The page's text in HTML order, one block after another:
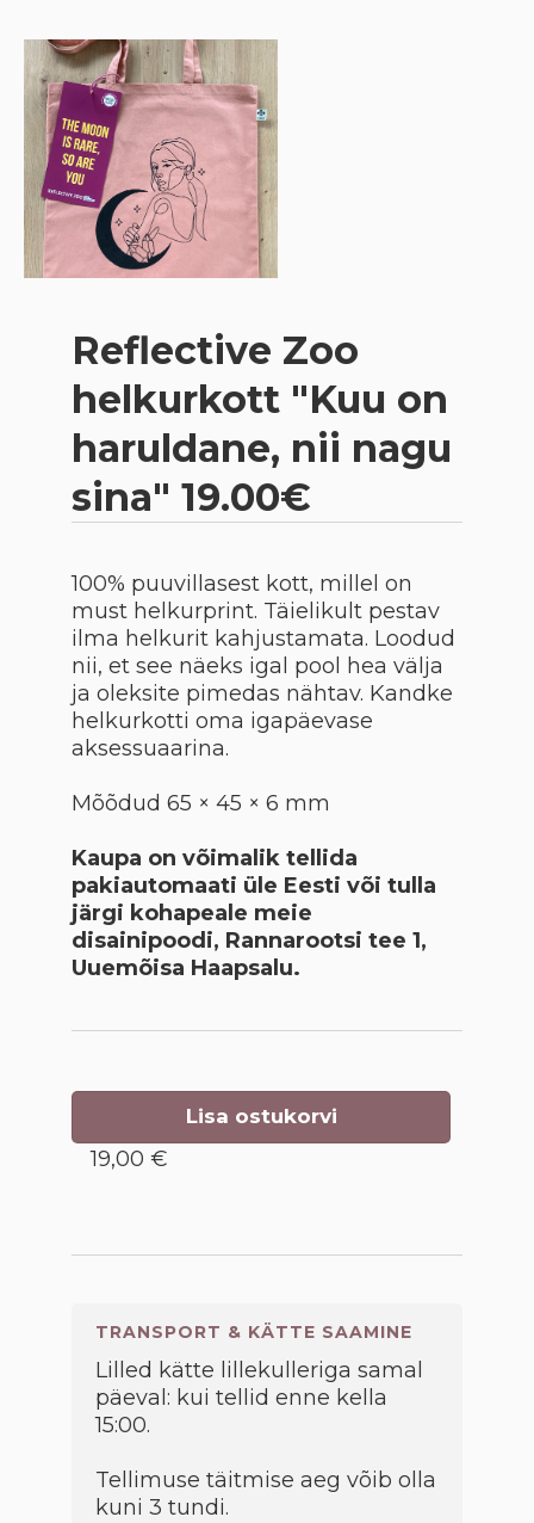
Reflective Zoo
helkurkott "Kuu on
haruldane, nii nagu
sina" 19.00€
100% puuvillasest kott, millel on
must helkurprint. Täielikult pestav
ilma helkurit kahjustamata. Loodud
nii, et see näeks igal pool hea välja
ja oleksite pimedas nähtav. Kandke
helkurkotti oma igapäevase
aksessuaarina.
Mõõdud 65 × 45 × 6 mm
Kaupa on võimalik tellida
pakiautomaati üle Eesti või tulla
järgi kohapeale meie
disainipoodi, Rannarootsi tee 1,
Uuemõisa Haapsalu.
Lisa ostukorvi
19,00 €
TRANSPORT & KÄTTE SAAMINE
Lilled kätte lillekulleriga samal
päeval: kui tellid enne kella
15:00.
Tellimuse täitmise aeg võib olla
kuni 3 tundi.